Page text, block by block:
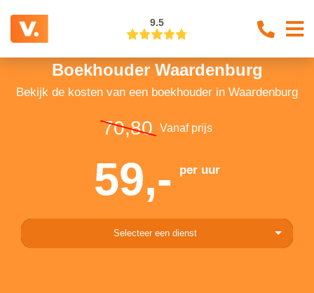
9.5
Boekhouder Waardenburg
Bekijk de kosten van een boekhouder in Waardenburg
70,80 Vanaf prijs
59,- per uur
Selecteer een dienst